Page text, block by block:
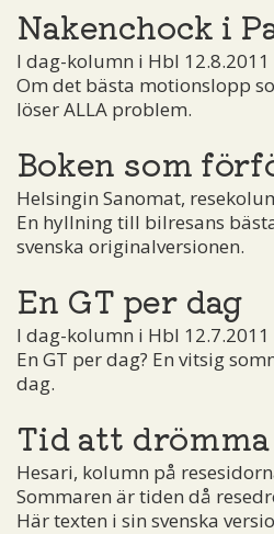
Nakenchock i
I dag-kolumn i Hbl 12.8.2011
Om det bästa motionslopp
löser ALLA problem.
Boken som
Helsingin Sanomat,
En hyllning till bilresans
svenska originalversionen.
En GT per dag
I dag-kolumn i Hbl 12.7.2011
En GT per dag? En vitsig
dag.
Tid att drömma
Hesari, kolumn på
Sommaren är tiden då
Här texten i sin svenska